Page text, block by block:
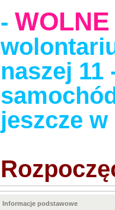
-
naszej
jeszcze
Informacje podstawowe